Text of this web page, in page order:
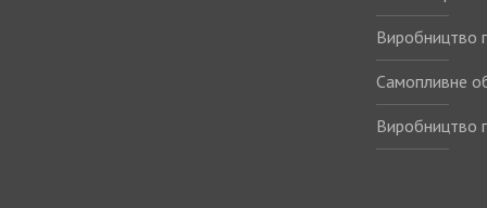
Виробництво
Самопливне
Виробництво